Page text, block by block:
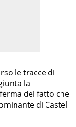
le tracce di
la
del fatto che
di Castel